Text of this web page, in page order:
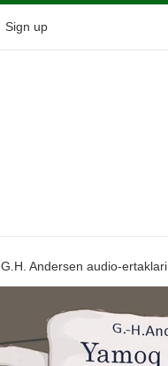
Sign up
G.H. Andersen audio-ertaklari